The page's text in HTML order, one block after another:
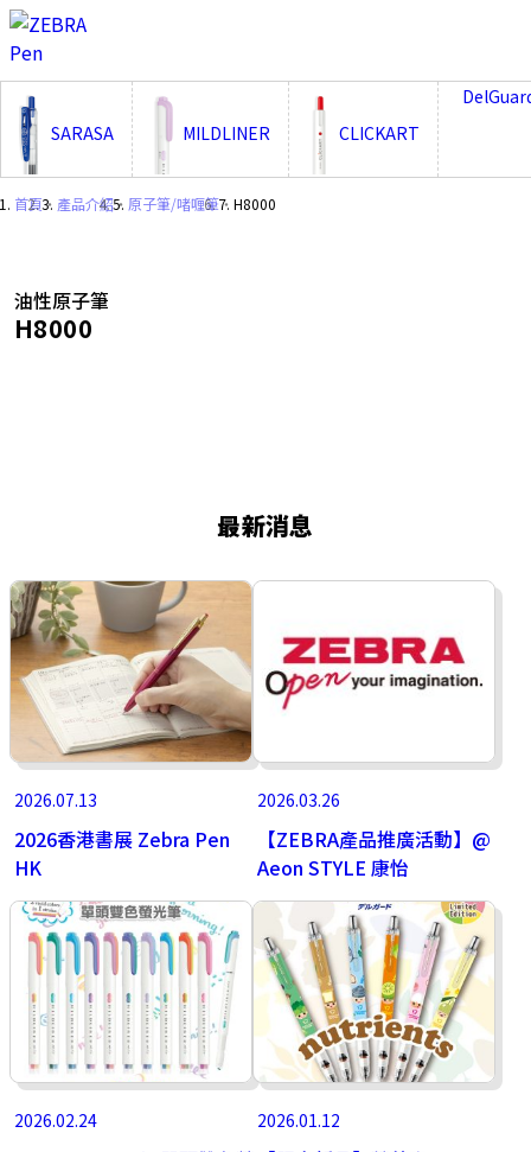
SARASA MILDLINER CLICKART
首頁・ 產品介紹・ 原子筆/啫喱筆・ H8000
油性原子筆
H8000
最新消息
2026.07.13
2026香港書展 Zebra Pen
HK
2026.03.26
【ZEBRA產品推廣活動】@
Aeon STYLE 康怡
2026.02.24 2026.01.12